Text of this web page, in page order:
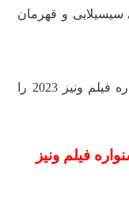
سیسیلایی و قهرمان
در ادامه اسامی مهم‌ترین اسامی جشنواره فیلم ونیز 2023 را
فیلم ونیز